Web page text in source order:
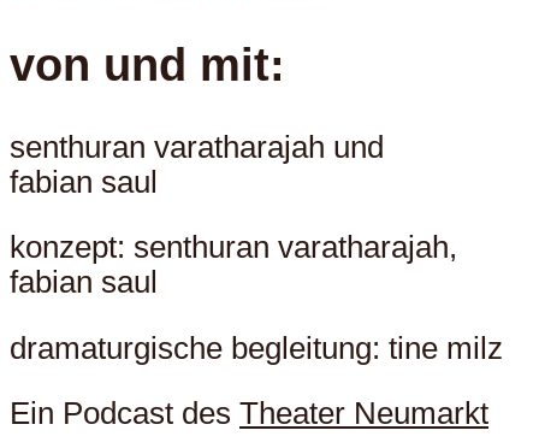
von und mit:
senthuran varatharajah und
fabian saul
konzept: senthuran varatharajah,
fabian saul
dramaturgische begleitung: tine milz
Ein Podcast des Theater Neumarkt